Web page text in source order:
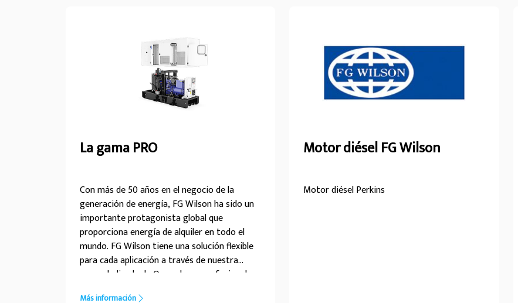
La gama PRO
Con más de 50 años en el negocio de la
generación de energía, FG Wilson ha sido un
importante protagonista global que
proporciona energía de alquiler en todo el
mundo. FG Wilson tiene una solución flexible
para cada aplicación a través de nuestra
gama dedicada de Operadores profesionales
Más información
Motor diésel FG Wilson
Motor diésel Perkins